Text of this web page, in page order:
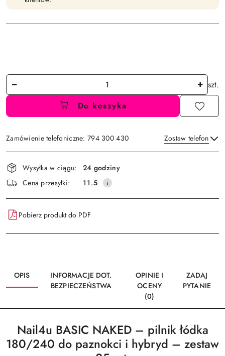
Ilość
szt.
Do koszyka
Zamówienie telefoniczne: 794 300 430 Zostaw telefon
Wyślij
Dostępność
i
dostawa
Wysyłka w ciągu:
24 godziny
Cena przesyłki:
11.5
Pobierz produkt do PDF
OPIS
INFORMACJE DOT.
BEZPIECZEŃSTWA
OPINIE I
OCENY
(0)
ZADAJ
PYTANIE
Nail4u BASIC NAKED – pilnik łódka
180/240 do paznokci i hybryd – zestaw